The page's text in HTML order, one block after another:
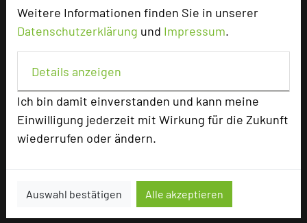
Weitere Informationen finden Sie in unserer
Datenschutzerklärung und Impressum.
Details anzeigen
Ich bin damit einverstanden und kann meine
Einwilligung jederzeit mit Wirkung für die Zukunft
wiederrufen oder ändern.
Auswahl bestätigen Alle akzeptieren
Familienzimmer
Besonders geeignet für
Seminar, Klausur, Kreativprozesse
2520 Seiten dieses Hotels wurden in den
vergangenen 30 Tagen auf diesem Portal aufgerufen.